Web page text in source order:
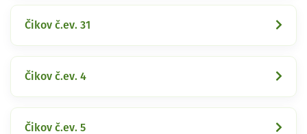
Čikov č.ev. 31
Čikov č.ev. 4
Čikov č.ev. 5